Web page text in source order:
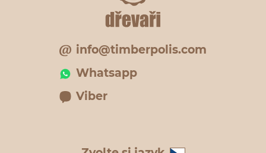
info@timberpolis.com
Whatsapp
Viber